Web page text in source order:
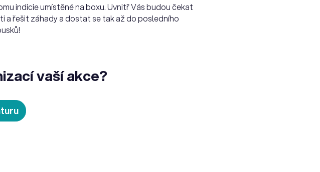
indicie umístěné na boxu. Uvnitř Vás budou čekat
a řešit záhady a dostat se tak až do posledního
vaší akce?